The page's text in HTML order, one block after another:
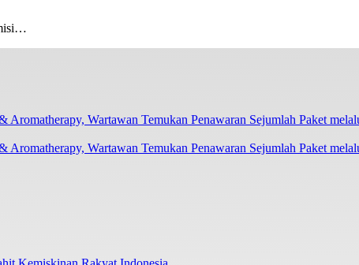
Wartawan Temukan Penawaran Sejumlah Paket